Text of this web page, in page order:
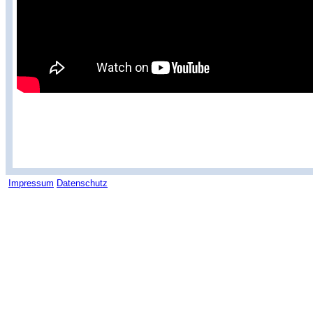
Impressum Datenschutz